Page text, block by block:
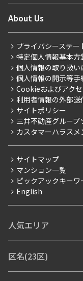
新着募集情報
こだわりから探す
こだわり一覧
プレミアムマンシ
新築
当社限定（港区・渋
当社限定（港区・
三井不動産企画
賃料改定
フリーレント
ペット可
ブランドマンション
住まいのコラム
会員ページ
ご入居・提携サー
お部屋探しからご
よくあるご質問
社宅紹介
【仲介会社様向け
About Us
会社情報
事業案内
採用情報
ニュースリリース
お問い合わせ
プライバシーステー
特定個人情報基本方
個人情報の取り扱い
個人情報の開示等手
Cookieおよびアク
利用者情報の外部送
サイトポリシー
三井不動産グルー
カスタマーハラス
サイトマップ
マンション一覧
ピックアックキーワ
English
人気エリア
青山・表参道・原宿
区名(23区)